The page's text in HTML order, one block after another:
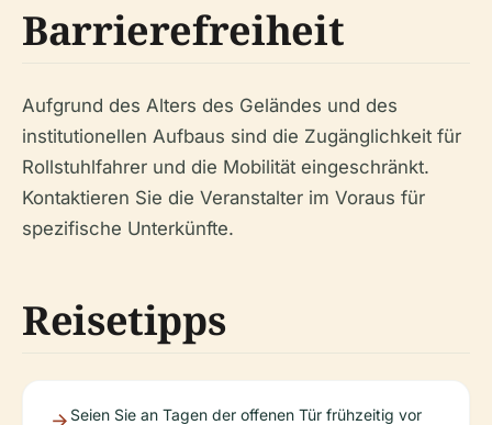
Barrierefreiheit
Aufgrund des Alters des Geländes und des
institutionellen Aufbaus sind die Zugänglichkeit für
Rollstuhlfahrer und die Mobilität eingeschränkt.
Kontaktieren Sie die Veranstalter im Voraus für
spezifische Unterkünfte.
Reisetipps
Seien Sie an Tagen der offenen Tür frühzeitig vor